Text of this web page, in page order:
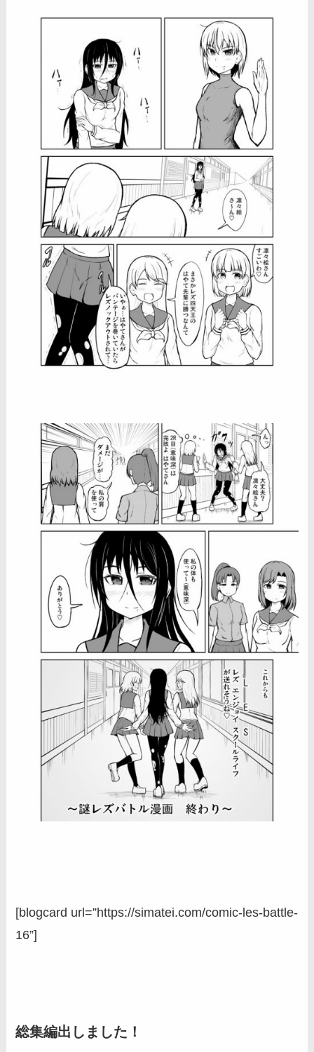
[blogcard url=”https://simatei.com/comic-les-battle-
16”]
総集編出しました！